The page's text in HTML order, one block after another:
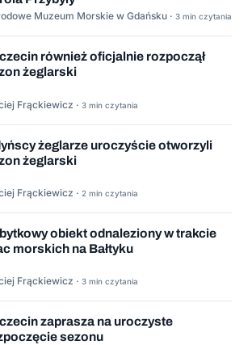
Muzeum Morskie w Gdańsku · 3 min czytania
również oficjalnie rozpoczął
żeglarski
Frąckiewicz · 3 min czytania
żeglarze uroczyście otworzyli
żeglarski
Frąckiewicz · 2 min czytania
obiekt odnaleziony w trakcie
morskich na Bałtyku
Frąckiewicz · 3 min czytania
zaprasza na uroczyste
sezonu